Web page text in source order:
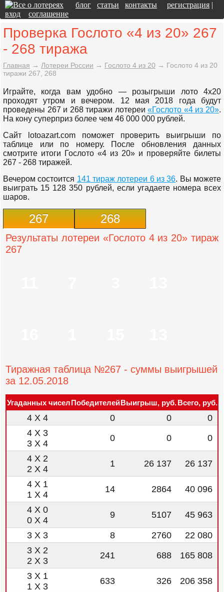
блог статьи контакты регистрация |
вход
соглашение
Проверка Гослото «4 из 20» 267
- 268 тиража
Главная → Лотереи России → Гослото 4 из 20 → Гослото 4 из 20
тиражи 267, 268
Играйте, когда вам удобно — розыгрыши лото 4x20
проходят утром и вечером. 12 мая 2018 года будут
проведены 267 и 268 тиражи лотереи«Гослото «4 из 20».
На кону суперприз более чем 46 000 000 рублей.
Сайт lotoazart.com поможет проверить выигрыши по
таблице или по номеру. После обновления данных
смотрите итоги Гослото «4 из 20» и проверяйте билеты
267 - 268 тиражей.
Вечером состоится 141 тираж лотереи 6 из 36. Вы можете
выиграть 15 128 350 рублей, если угадаете номера всех
шаров.
267 268
Результаты лотереи «Гослото 4 из 20» тираж
267
Тиражная таблица №267 - суммы выигрышей
за 12.05.2018
Угаданных чиселПобедителейВыигрыш, руб. Всего, руб.
4 X 4 0 0
0
4 X 3
3 X 4
0 0 0
4 X 2
2 X 4
1 26 137 26 137
4 X 1
1 X 4
14 2864 40 096
4 X 0
0 X 4
9 5107 45 963
3 X 3 8 2760
22 080
3 X 2
2 X 3
241 688 165 808
3 X 1
1 X 3
633 326 206 358